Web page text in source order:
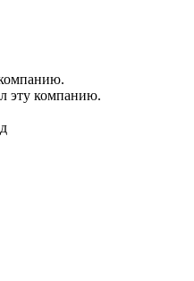
эту компанию.